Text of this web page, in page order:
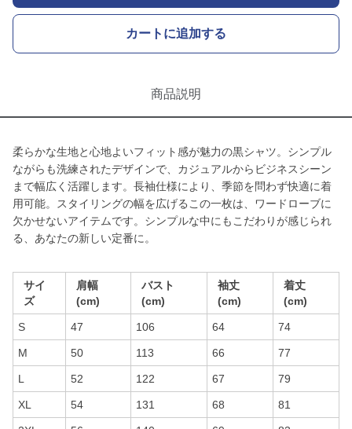
カートに追加する
商品説明
柔らかな生地と心地よいフィット感が魅力の黒シャツ。シンプル
ながらも洗練されたデザインで、カジュアルからビジネスシーン
まで幅広く活躍します。長袖仕様により、季節を問わず快適に着
用可能。スタイリングの幅を広げるこの一枚は、ワードローブに
欠かせないアイテムです。シンプルな中にもこだわりが感じられ
る、あなたの新しい定番に。
サイ
ズ
肩幅
(cm)
バスト
(cm)
袖丈
(cm)
着丈
(cm)
S 47 106 64 74
M 50 113 66 77
L 52 122 67 79
XL 54 131 68 81